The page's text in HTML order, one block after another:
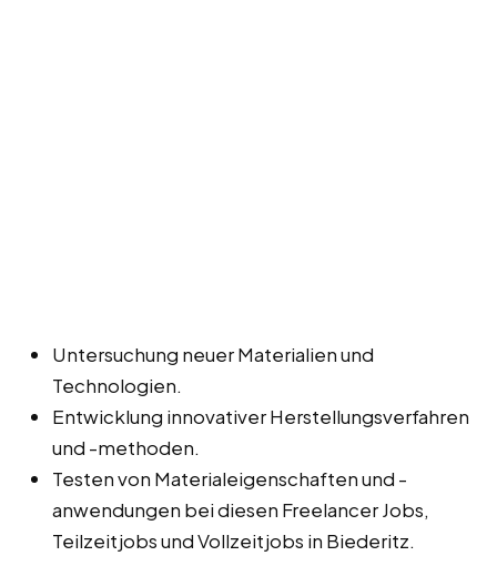
Untersuchung neuer Materialien und
Technologien.
Entwicklung innovativer Herstellungsverfahren
und -methoden.
Testen von Materialeigenschaften und -
anwendungen bei diesen Freelancer Jobs,
Teilzeitjobs und Vollzeitjobs in Biederitz.